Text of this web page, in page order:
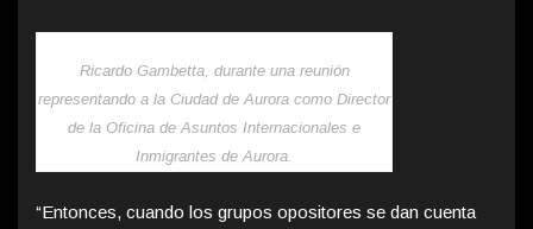
Ricardo Gambetta, durante una reunión
representando a la Ciudad de Aurora como Director
de la Oficina de Asuntos Internacionales e
Inmigrantes de Aurora.
“Entonces, cuando los grupos opositores se dan cuenta